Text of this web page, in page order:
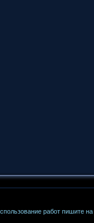
работ пишите на